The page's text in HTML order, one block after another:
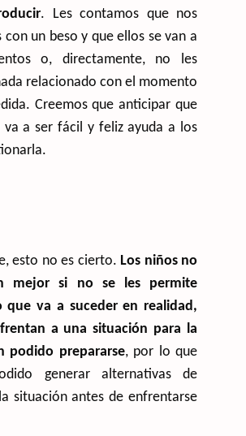
. Les contamos que nos
con un beso y que ellos se van a
o, directamente, no les
relacionado con el momento
Creemos que anticipar que
va a ser fácil y feliz ayuda a los
esto no es cierto. Los niños no
mejor si no se les permite
que va a suceder en realidad,
a una situación para la
podido prepararse, por lo que
generar alternativas de
situación antes de enfrentarse